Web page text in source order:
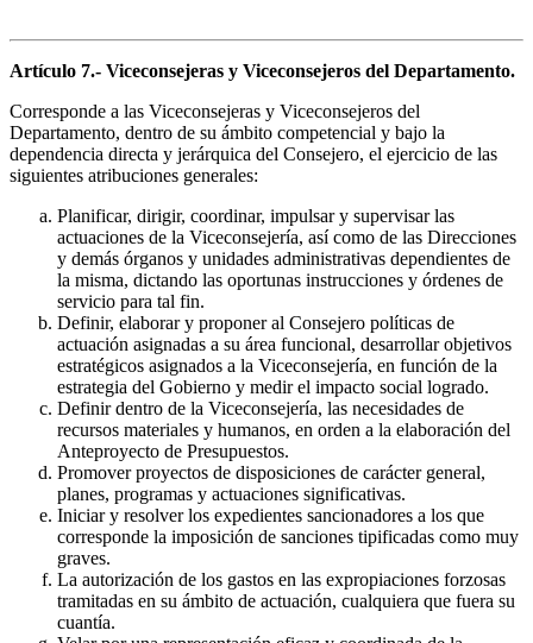
Artículo 7.- Viceconsejeras y Viceconsejeros del Departamento.
Corresponde a las Viceconsejeras y Viceconsejeros del
Departamento, dentro de su ámbito competencial y bajo la
dependencia directa y jerárquica del Consejero, el ejercicio de las
siguientes atribuciones generales:
Planificar, dirigir, coordinar, impulsar y supervisar las
actuaciones de la Viceconsejería, así como de las Direcciones
y demás órganos y unidades administrativas dependientes de
la misma, dictando las oportunas instrucciones y órdenes de
servicio para tal fin.
Definir, elaborar y proponer al Consejero políticas de
actuación asignadas a su área funcional, desarrollar objetivos
estratégicos asignados a la Viceconsejería, en función de la
estrategia del Gobierno y medir el impacto social logrado.
Definir dentro de la Viceconsejería, las necesidades de
recursos materiales y humanos, en orden a la elaboración del
Anteproyecto de Presupuestos.
Promover proyectos de disposiciones de carácter general,
planes, programas y actuaciones significativas.
Iniciar y resolver los expedientes sancionadores a los que
corresponde la imposición de sanciones tipificadas como muy
graves.
La autorización de los gastos en las expropiaciones forzosas
tramitadas en su ámbito de actuación, cualquiera que fuera su
cuantía.